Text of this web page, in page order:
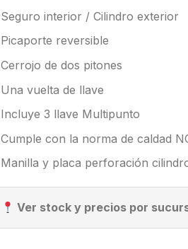
Seguro interior / Cilindro exterior
Picaporte reversible
Cerrojo de dos pitones
Una vuelta de llave
Incluye 3 llave Multipunto
Cumple con la norma de caldad
Manilla y placa perforación
Ver stock y precios por